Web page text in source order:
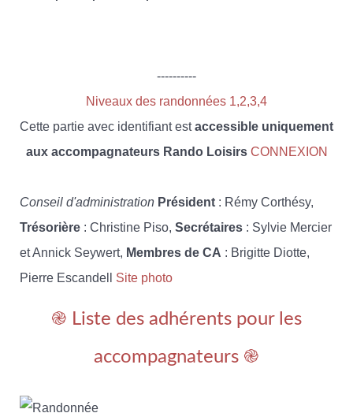
----------
Niveaux des randonnées 1,2,3,4
Cette partie avec identifiant estaccessible uniquement
aux accompagnateurs Rando Loisirs CONNEXION
Conseil d'administration Président : Rémy Corthésy,
Trésorière : Christine Piso, Secrétaires : Sylvie Mercier
et Annick Seywert, Membres de CA : Brigitte Diotte,
Pierre Escandell Site photo
֎ Liste des adhérents pour les
accompagnateurs ֎